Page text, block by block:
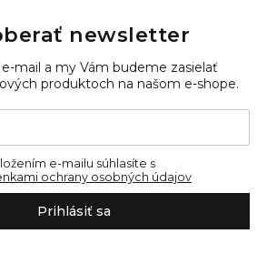
newsletter
mail a my Vám budeme zasielať
produktoch na našom e-shope.
ochrany osobných údajov
Prihlásiť sa